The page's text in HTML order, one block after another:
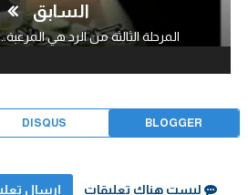
السابق
المرحلة الثالثة من الرد هي
BLOGGER
DISQUS
ليست هناك تعليقات إرسال